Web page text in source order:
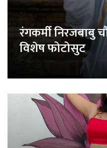
रंगकर्मी निरजबाबु
विशेष फोटोसुट